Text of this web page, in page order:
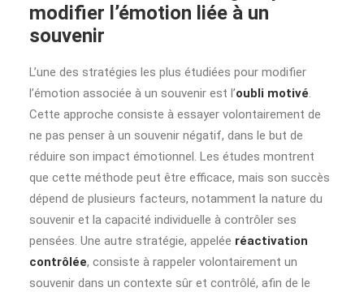
modifier l’émotion liée à un
souvenir
L’une des stratégies les plus étudiées pour modifier
l’émotion associée à un souvenir est l’oubli motivé.
Cette approche consiste à essayer volontairement de
ne pas penser à un souvenir négatif, dans le but de
réduire son impact émotionnel. Les études montrent
que cette méthode peut être efficace, mais son succès
dépend de plusieurs facteurs, notamment la nature du
souvenir et la capacité individuelle à contrôler ses
pensées. Une autre stratégie, appelée réactivation
contrôlée, consiste à rappeler volontairement un
souvenir dans un contexte sûr et contrôlé, afin de le